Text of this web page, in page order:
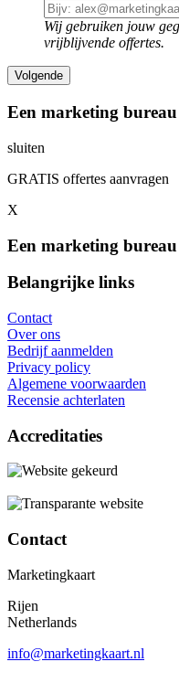
Wij gebruiken jouw
vrijblijvende offertes.
Een marketing
sluiten
GRATIS offertes aanvragen
X
Een marketing
Belangrijke links
Contact
Over ons
Bedrijf aanmelden
Privacy policy
Algemene voorwaarden
Recensie achterlaten
Accreditaties
Contact
Marketingkaart
Rijen
Netherlands
info@marketingkaart.nl